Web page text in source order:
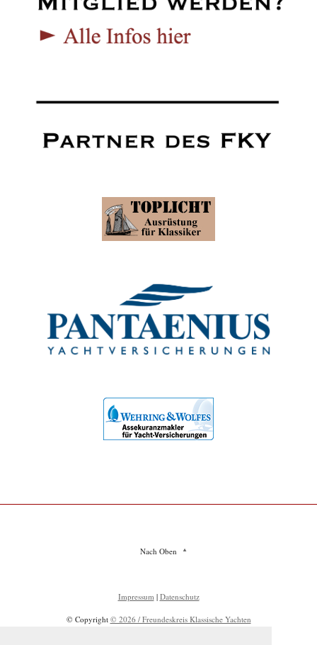
Nach Oben
Impressum | Datenschutz
© Copyright © 2026 / Freundeskreis Klassische Yachten